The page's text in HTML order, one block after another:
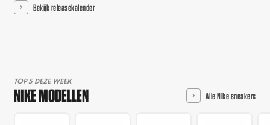
Bekijk releasekalender
TOP 5 DEZE WEEK
NIKE MODELLEN Alle Nike sneakers